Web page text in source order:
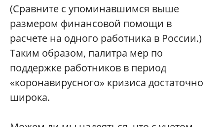
(Сравните с упоминавшимся выше
размером финансовой помощи в
расчете на одного работника в России.)
Таким образом, палитра мер по
поддержке работников в период
«коронавирусного» кризиса достаточно
широка.